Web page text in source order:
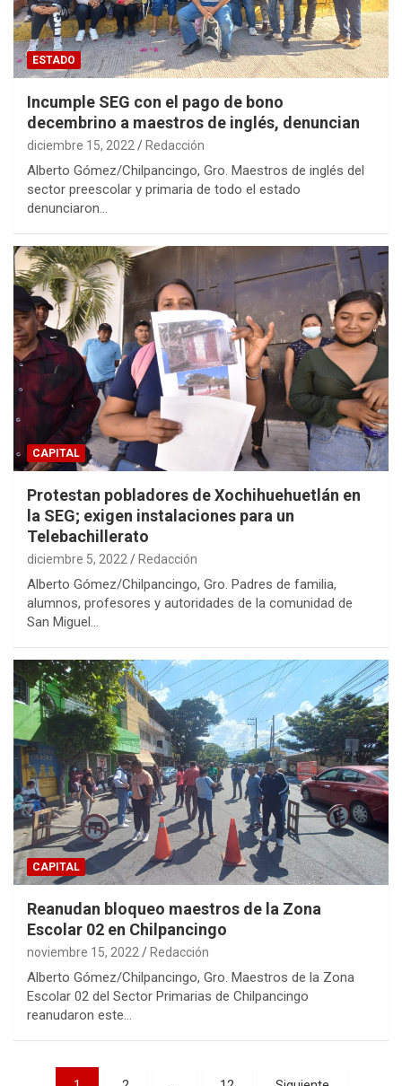
ESTADO
Incumple SEG con el pago de bono
decembrino a maestros de inglés, denuncian
diciembre 15, 2022 Redacción
Alberto Gómez/Chilpancingo, Gro. Maestros de inglés del
sector preescolar y primaria de todo el estado
denunciaron…
CAPITAL
Protestan pobladores de Xochihuehuetlán en
la SEG; exigen instalaciones para un
Telebachillerato
diciembre 5, 2022 Redacción
Alberto Gómez/Chilpancingo, Gro. Padres de familia,
alumnos, profesores y autoridades de la comunidad de
San Miguel…
CAPITAL
Reanudan bloqueo maestros de la Zona
Escolar 02 en Chilpancingo
noviembre 15, 2022 Redacción
Alberto Gómez/Chilpancingo, Gro. Maestros de la Zona
Escolar 02 del Sector Primarias de Chilpancingo
reanudaron este…
Navegación